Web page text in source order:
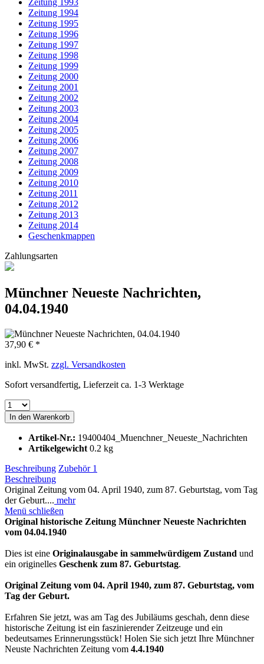
Zeitung 1993
Zeitung 1994
Zeitung 1995
Zeitung 1996
Zeitung 1997
Zeitung 1998
Zeitung 1999
Zeitung 2000
Zeitung 2001
Zeitung 2002
Zeitung 2003
Zeitung 2004
Zeitung 2005
Zeitung 2006
Zeitung 2007
Zeitung 2008
Zeitung 2009
Zeitung 2010
Zeitung 2011
Zeitung 2012
Zeitung 2013
Zeitung 2014
Geschenkmappen
Zahlungsarten
Münchner Neueste Nachrichten,
04.04.1940
37,90 € *
inkl. MwSt. zzgl. Versandkosten
Sofort versandfertig, Lieferzeit ca. 1-3 Werktage
In den Warenkorb
Artikel-Nr.: 19400404_Muenchner_Neueste_Nachrichten
Artikelgewicht 0.2 kg
Beschreibung Zubehör 1
Beschreibung
Original Zeitung vom 04. April 1940, zum 87. Geburtstag, vom Tag
der Geburt.... mehr
Menü schließen
Original historische Zeitung Münchner Neueste Nachrichten
vom 04.04.1940
Dies ist eine Originalausgabe in sammelwürdigem Zustand und
ein originelles Geschenk zum 87. Geburtstag.
Original Zeitung vom 04. April 1940, zum 87. Geburtstag, vom
Tag der Geburt.
Erfahren Sie jetzt, was am Tag des Jubiläums geschah, denn diese
historische Zeitung ist ein faszinierender Zeitzeuge und ein
bedeutsames Erinnerungsstück! Holen Sie sich jetzt Ihre Münchner
Neuste Nachrichten Zeitung vom 4.4.1940